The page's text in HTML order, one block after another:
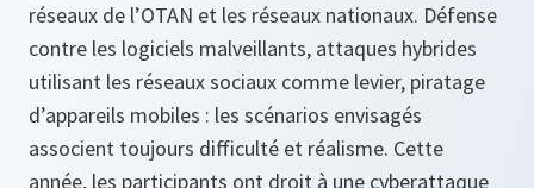
réseaux de l’OTAN et les réseaux nationaux. Défense
contre les logiciels malveillants, attaques hybrides
utilisant les réseaux sociaux comme levier, piratage
d’appareils mobiles : les scénarios envisagés
associent toujours difficulté et réalisme. Cette
année, les participants ont droit à une cyberattaque